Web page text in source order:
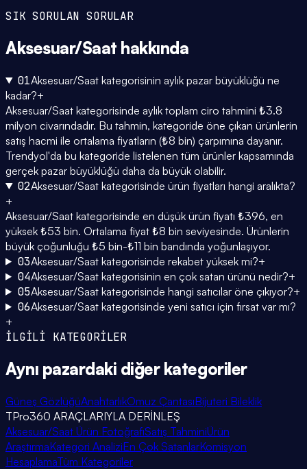
SIK SORULAN SORULAR
Aksesuar/Saat hakkında
01Aksesuar/Saat kategorisinin aylık pazar büyüklüğü ne
kadar?+
Aksesuar/Saat kategorisinde aylık toplam ciro tahmini ₺3.8
milyon civarındadır. Bu tahmin, kategoride öne çıkan ürünlerin
satış hacmi ile ortalama fiyatların (₺8 bin) çarpımına dayanır.
Trendyol'da bu kategoride listelenen tüm ürünler kapsamında
gerçek pazar büyüklüğü daha da büyük olabilir.
02Aksesuar/Saat kategorisinde ürün fiyatları hangi aralıkta?
+
Aksesuar/Saat kategorisinde en düşük ürün fiyatı ₺396, en
yüksek ₺53 bin. Ortalama fiyat ₺8 bin seviyesinde. Ürünlerin
büyük çoğunluğu ₺5 bin-₺11 bin bandında yoğunlaşıyor.
03Aksesuar/Saat kategorisinde rekabet yüksek mi?+
04Aksesuar/Saat kategorisinin en çok satan ürünü nedir?+
05Aksesuar/Saat kategorisinde hangi satıcılar öne çıkıyor?+
06Aksesuar/Saat kategorisinde yeni satıcı için fırsat var mı?
+
İLGİLİ KATEGORİLER
Aynı pazardaki diğer kategoriler
Güneş GözlüğüAnahtarlıkOmuz ÇantasıBijuteri Bileklik
TPro360 ARAÇLARIYLA DERİNLEŞ
Aksesuar/Saat Ürün FotoğrafıSatış TahminiÜrün
AraştırmaKategori AnaliziEn Çok SatanlarKomisyon
HesaplamaTüm Kategoriler